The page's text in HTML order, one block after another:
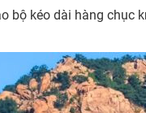
bộ kéo dài hàng chục